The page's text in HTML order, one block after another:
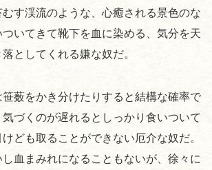
むす渓流のような、心癒される景色のな
いてきて靴下を血に染める、気分を天
としてくれる嫌な奴だ。
薮をかき分けたりすると結構な確率で
づくのが遅れるとしっかり食いついて
ども取ることができない厄介な奴だ。
血まみれになることもないが、徐々に